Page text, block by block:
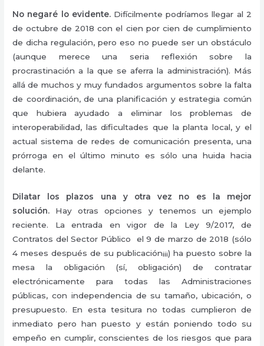
No negaré lo evidente.Difícilmente podríamos llegar al 2
de octubre de 2018 con el cien por cien de cumplimiento
de dicha regulación, pero eso no puede ser un obstáculo
(aunque merece una seria reflexión sobre la
procrastinación a la que se aferra la administración). Más
allá de muchos y muy fundados argumentos sobre la falta
de coordinación, de una planificación y estrategia común
que hubiera ayudado a eliminar los problemas de
interoperabilidad, las dificultades que la planta local, y el
actual sistema de redes de comunicación presenta, una
prórroga en el último minuto es sólo una huida hacia
delante.
Dilatar los plazos una y otra vez no es la mejor
solución. Hay otras opciones y tenemos un ejemplo
reciente. La entrada en vigor de la Ley 9/2017, de
Contratos del Sector Público el 9 de marzo de 2018 (sólo
4 meses después de su publicación¡¡¡) ha puesto sobre la
mesa la obligación (sí, obligación) de contratar
electrónicamente para todas las Administraciones
públicas, con independencia de su tamaño, ubicación, o
presupuesto. En esta tesitura no todas cumplieron de
inmediato pero han puesto y están poniendo todo su
empeño en cumplir, conscientes de los riesgos que para